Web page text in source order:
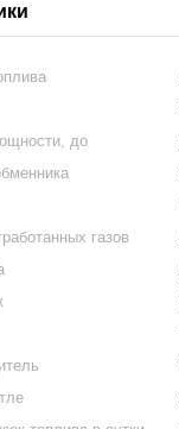
до
газов